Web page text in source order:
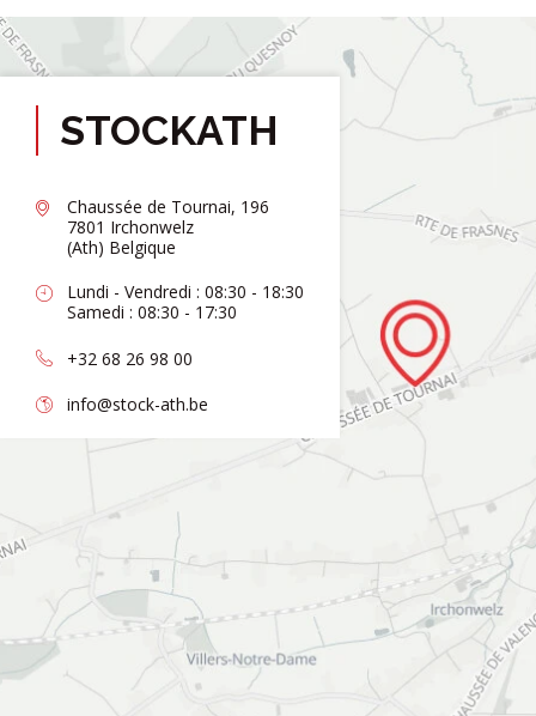
STOCKATH
Chaussée de Tournai, 196
7801 Irchonwelz
(Ath) Belgique
Lundi - Vendredi : 08:30 - 18:30
Samedi : 08:30 - 17:30
+32 68 26 98 00
info@stock-ath.be